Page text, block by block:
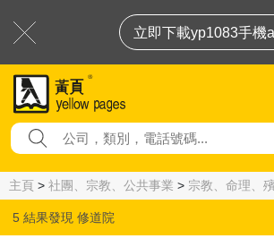
立即下載yp1083手機
主頁 > 社團、宗教、公共事業 > 宗教、命理、
5 結果發現 修道院